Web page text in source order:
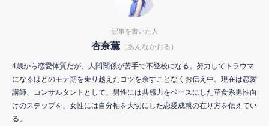
記事を書いた人
杏奈薫 （あんなかおる）
4歳から恋愛体質だが、人間関係が苦手で不登校になる。努力してトラウマ
になるほどのモテ期を乗り越えたコツを余すことなくお伝え中。現在は恋愛
講師、コンサルタントとして、男性には共感力をベースにした草食系男性向
けのステップを、女性には自分軸を大切にした恋愛成就の在り方を伝えてい
る。